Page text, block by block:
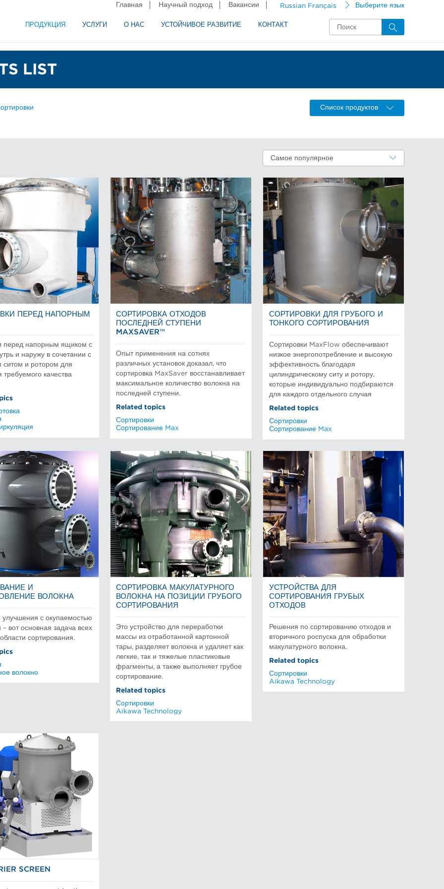
Russian Français Выберите язык
Главная Научный подход Вакансии
ПРОДУКЦИЯ УСЛУГИ О НАС УСТОЙЧИВОЕ РАЗВИТИЕ КОНТАКТ
LIST
Список продуктов
Самое популярное
ПЕРЕД НАПОРНЫМ
перед напорным ящиком с
и наружу в сочетании с
и ротором для
требуемого качества
СОРТИРОВКА ОТХОДОВ
ПОСЛЕДНЕЙ СТУПЕНИ
MAXSAVER™
Опыт применения на сотнях
различных установок доказал, что
сортировка MaxSaver восстанавливает
максимальное количество волокна на
последней ступени.
Related topics
Сортировки
Сортирование Max
СОРТИРОВКИ ДЛЯ ГРУБОГО И
ТОНКОГО СОРТИРОВАНИЯ
Сортировки MaxFlow обеспечивают
низкое энергопотребление и высокую
эффективность благодаря
цилиндрическому ситу и ротору,
которые индивидуально подбираются
для каждого отдельного случая
Related topics
Сортировки
Сортирование Max
И
ВОЛОКНА
с окупаемостью
– вот основная задача всех
сортирования.
волокно
СОРТИРОВКА МАКУЛАТУРНОГО
ВОЛОКНА НА ПОЗИЦИИ ГРУБОГО
СОРТИРОВАНИЯ
Это устройство для переработки
массы из отработанной картонной
тары, разделяет волокна и удаляет как
легкие, так и тяжелые пластиковые
фрагменты, а также выполняет грубое
сортирование.
Related topics
Сортировки
Aikawa Technology
УСТРОЙСТВА ДЛЯ
СОРТИРОВАНИЯ ГРУБЫХ
ОТХОДОВ
Решения по сортированию отходов и
вторичного роспуска для обработки
макулатурного волокна.
Related topics
Сортировки
Aikawa Technology
SCREEN